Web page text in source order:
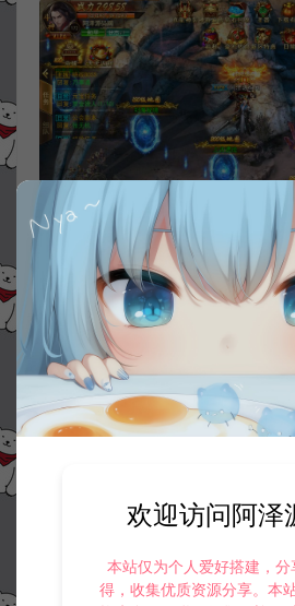
欢迎访问阿泽
本站仅为个人爱好搭建，
得，收集优质资源分享。本